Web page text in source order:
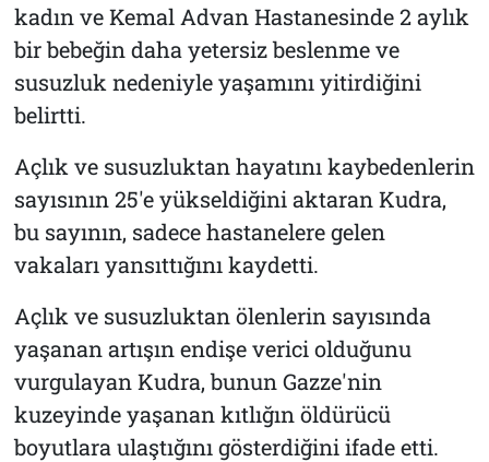
kadın ve Kemal Advan Hastanesinde 2 aylık
bir bebeğin daha yetersiz beslenme ve
susuzluk nedeniyle yaşamını yitirdiğini
belirtti.
Açlık ve susuzluktan hayatını kaybedenlerin
sayısının 25'e yükseldiğini aktaran Kudra,
bu sayının, sadece hastanelere gelen
vakaları yansıttığını kaydetti.
Açlık ve susuzluktan ölenlerin sayısında
yaşanan artışın endişe verici olduğunu
vurgulayan Kudra, bunun Gazze'nin
kuzeyinde yaşanan kıtlığın öldürücü
boyutlara ulaştığını gösterdiğini ifade etti.